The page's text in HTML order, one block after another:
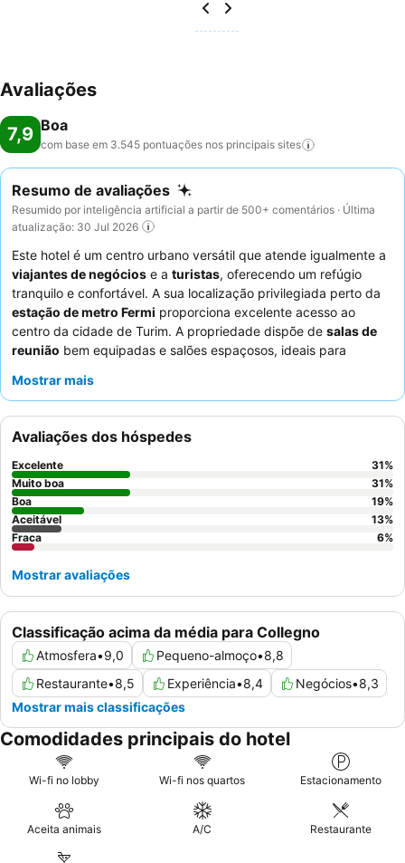
Avaliações
7,9 Boa
com base em 3.545 pontuações nos principais sites
Resumo de avaliações
Resumido por inteligência artificial a partir de 500+ comentários · Última
atualização: 30 Jul 2026
Este hotel é um centro urbano versátil que atende igualmente a
viajantes de negócios e a turistas, oferecendo um refúgio
tranquilo e confortável. A sua localização privilegiada perto da
estação de metro Fermi proporciona excelente acesso ao
centro da cidade de Turim. A propriedade dispõe de salas de
reunião bem equipadas e salões espaçosos, ideais para
consistentemente os
veganas e sem glúten. Para uma experiência mais tranquila, os
hóspedes devem solicitar um quarto virado para o jardim.
Mostrar mais
Classificação acima da média para Collegno
Atmosfera•9,0 Pequeno-almoço•8,8
Restaurante•8,5 Experiência•8,4 Negócios•8,3
Mostrar mais classificações
Avaliações dos hóspedes
Excelente 31%
Muito boa
31%
Boa
19%
Aceitável
13%
Fraca
6%
Mostrar avaliações
Comodidades principais do hotel
Wi-fi no lobby Wi-fi nos quartos Estacionamento
Aceita animais A/C Restaurante